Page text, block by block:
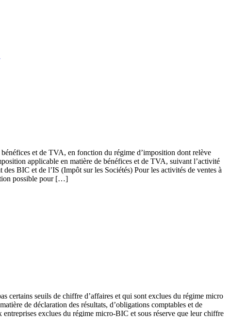
et de TVA, en fonction du régime d’imposition dont relève
applicable en matière de bénéfices et de TVA, suivant l’activité
BIC et de l’IS (Impôt sur les Sociétés) Pour les activités de ventes à
possible pour […]
certains seuils de chiffre d’affaires et qui sont exclues du régime micro
de déclaration des résultats, d’obligations comptables et de
exclues du régime micro-BIC et sous réserve que leur chiffre